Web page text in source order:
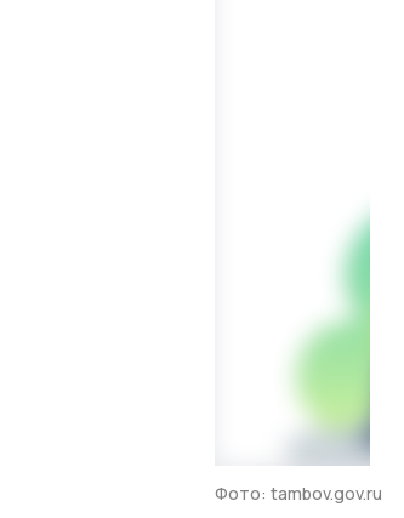
Фото: tambov.gov.ru